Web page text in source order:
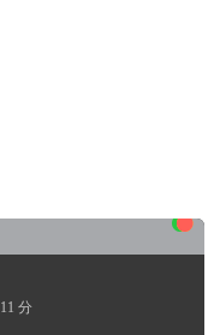
•
•
•
11 分